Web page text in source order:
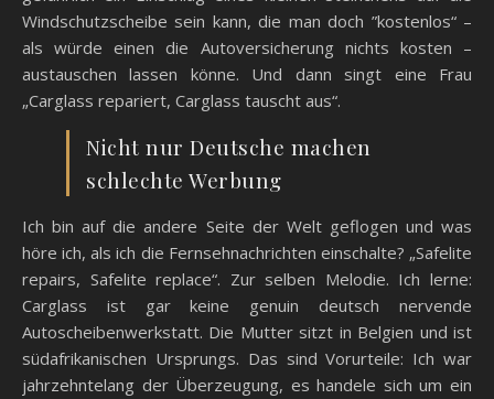
Windschutzscheibe sein kann, die man doch ”kostenlos“ –
als würde einen die Autoversicherung nichts kosten –
austauschen lassen könne. Und dann singt eine Frau
„Carglass repariert, Carglass tauscht aus“.
Nicht nur Deutsche machen
schlechte Werbung
Ich bin auf die andere Seite der Welt geflogen und was
höre ich, als ich die Fernsehnachrichten einschalte? „Safelite
repairs, Safelite replace“. Zur selben Melodie. Ich lerne:
Carglass ist gar keine genuin deutsch nervende
Autoscheibenwerkstatt. Die Mutter sitzt in Belgien und ist
südafrikanischen Ursprungs. Das sind Vorurteile: Ich war
jahrzehntelang der Überzeugung, es handele sich um ein